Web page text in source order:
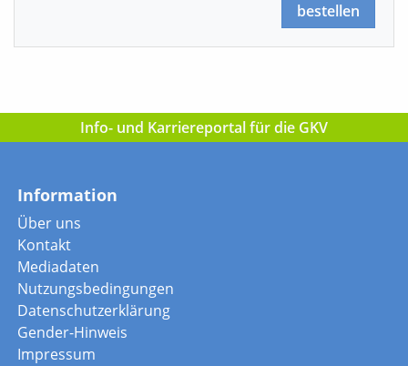
bestellen
Info- und Karriereportal für die GKV
Information
Über uns
Kontakt
Mediadaten
Nutzungsbedingungen
Datenschutzerklärung
Gender-Hinweis
Impressum